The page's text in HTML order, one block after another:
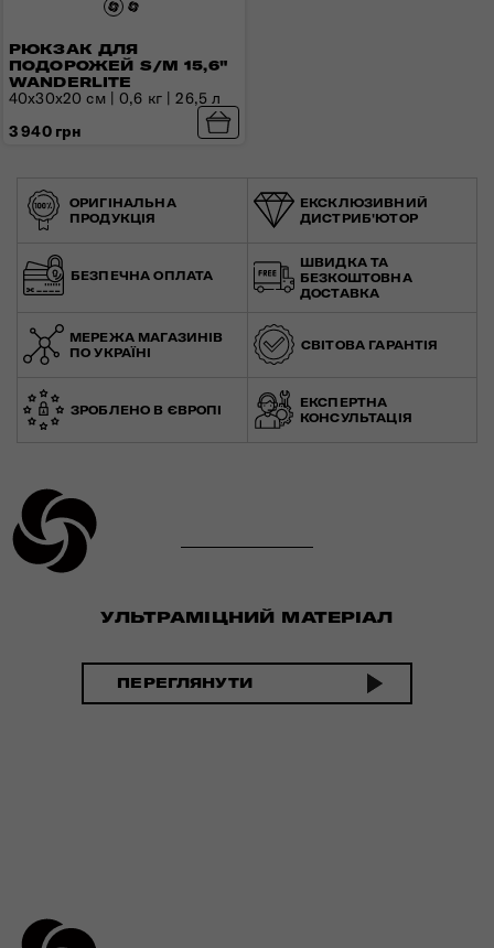
РЮКЗАК ДЛЯ
ПОДОРОЖЕЙ S/M 15,6"
WANDERLITE
40x30x20 см | 0,6 кг | 26,5 л
3 940 грн
ОРИГІНАЛЬНА
ПРОДУКЦІЯ
ЕКСКЛЮЗИВНИЙ
ДИСТРИБ'ЮТОР
БЕЗПЕЧНА ОПЛАТА
ШВИДКА ТА
БЕЗКОШТОВНА
ДОСТАВКА
МЕРЕЖА МАГАЗИНІВ
ПО УКРАЇНІ
СВІТОВА ГАРАНТІЯ
ЗРОБЛЕНО В ЄВРОПІ
ЕКСПЕРТНА
КОНСУЛЬТАЦІЯ
УЛЬТРАМІЦНИЙ МАТЕРІАЛ
ПЕРЕГЛЯНУТИ